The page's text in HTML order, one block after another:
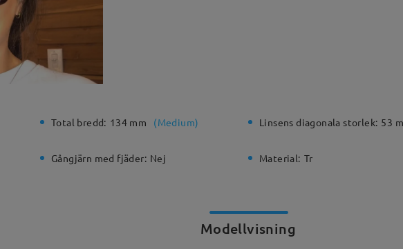
Total bredd: 134 mm (Medium) Linsens diagonala storlek: 53
Gångjärn med fjäder: Nej Material: Tr
Modellvisning